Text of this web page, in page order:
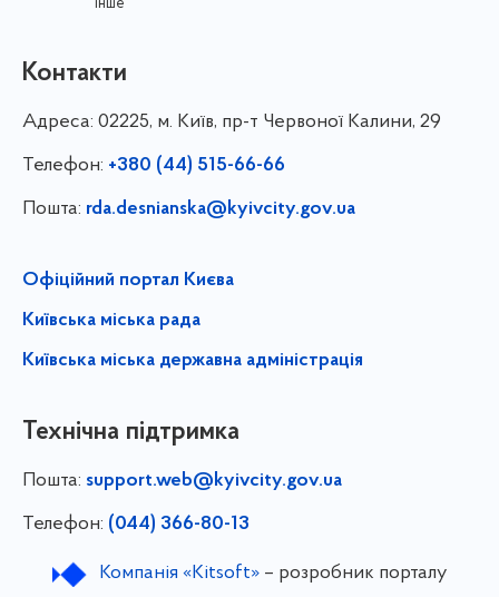
інше
Контакти
Адреса: 02225, м. Київ, пр-т Червоної Калини, 29
Телефон: +380 (44) 515-66-66
Пошта: rda.desnianska@kyivcity.gov.ua
Офіційний портал Києва
Київська міська рада
Київська міська державна адміністрація
Технічна підтримка
Пошта: support.web@kyivcity.gov.ua
Телефон: (044) 366-80-13
Компанія «Kitsoft»– розробник порталу